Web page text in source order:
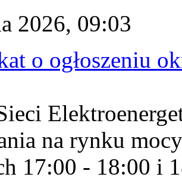
2026, 09:03
o ogłoszeniu
na rynku
17:00 - 18:00 i